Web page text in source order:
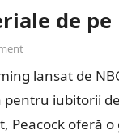
de pe
lansat de
iubitorii
Peacock oferă